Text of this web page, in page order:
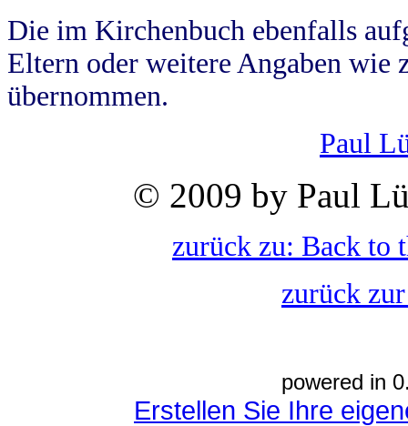
Die im Kirchenbuch ebenfalls
Eltern oder weitere Angaben wie
übernommen.
Paul
© 2009 by Paul
zurück zu: Back to
zurück
powered in
Erstellen Sie Ihre